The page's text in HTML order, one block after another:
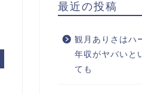
最近の投稿
観月ありさはハ
年収がヤバいと
ても